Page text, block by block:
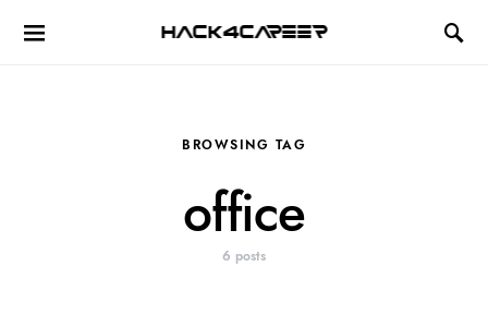
Hack4Career
BROWSING TAG
office
6 posts